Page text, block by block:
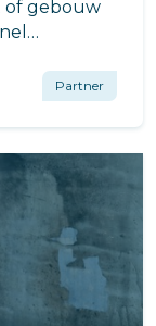
of gebouw
van het
roet en
Partner